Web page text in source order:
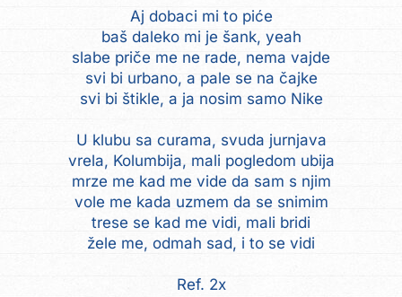
Aj dobaci mi to piće
baš daleko mi je šank, yeah
slabe priče me ne rade, nema vajde
svi bi urbano, a pale se na čajke
svi bi štikle, a ja nosim samo Nike
U klubu sa curama, svuda jurnjava
vrela, Kolumbija, mali pogledom ubija
mrze me kad me vide da sam s njim
vole me kada uzmem da se snimim
trese se kad me vidi, mali bridi
žele me, odmah sad, i to se vidi
Ref. 2x